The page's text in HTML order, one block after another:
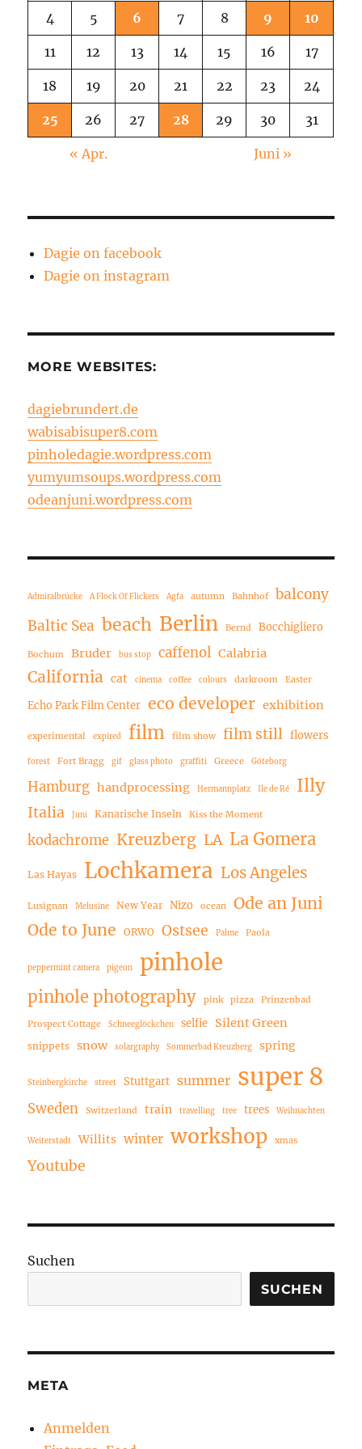
4 5 6 7 8 9 10
11 12 13 14 15 16 17
18 19 20 21 22 23 24
25 26 27 28 29 30 31
« Apr. Juni »
Dagie on facebook
Dagie on instagram
MORE WEBSITES:
dagiebrundert.de
wabisabisuper8.com
pinholedagie.wordpress.com
yumyumsoups.wordpress.com
odeanjuni.wordpress.com
Admiralbrücke A Flock Of Flickers Agfa autumn Bahnhof
balcony
Baltic Sea beach Berlin Bernd Bocchigliero
Bochum Bruder bus stop caffenol Calabria
California cat cinema coffee colours darkroom Easter
Echo Park Film Center eco developer exhibition
experimental expired film film show film still flowers
forest Fort Bragg gif glass photo graffiti Greece Göteborg
Hamburg handprocessing Hermannplatz Ile de Ré Illy
Italia Juni Kanarische Inseln Kiss the Moment
kodachrome Kreuzberg LA La Gomera
Las Hayas Lochkamera Los Angeles
Lusignan Melusine New Year Nizo ocean
Ode an Juni
Ode to June
ORWO Ostsee Palme Paola
peppermint camera pigeon pinhole
pinhole photography pink pizza Prinzenbad
Prospect Cottage Schneeglöckchen selfie Silent Green
snippets snow solargraphy Sommerbad Kreuzberg spring
Steinbergkirche street Stuttgart summer super 8
Sweden Switzerland train travelling tree trees Weihnachten
Weiterstadt Willits winter workshop xmas
Youtube
Suchen
SUCHEN
META
Anmelden